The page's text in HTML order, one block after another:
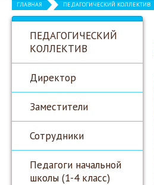
ГЛАВНАЯ ПЕДАГОГИЧЕСКИЙ КОЛЛЕКТИВ
ПЕДАГОГИЧЕСКИЙ
КОЛЛЕКТИВ
Директор
Заместители
Сотрудники
Педагоги начальной
школы (1-4 класс)